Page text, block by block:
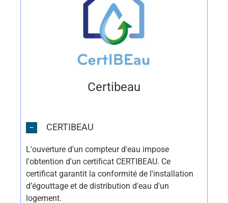
Certibeau
CERTIBEAU
L'ouverture d'un compteur d'eau impose
l'obtention d'un certificat CERTIBEAU. Ce
certificat garantit la conformité de l'installation
d’égouttage et de distribution d'eau d'un
logement.